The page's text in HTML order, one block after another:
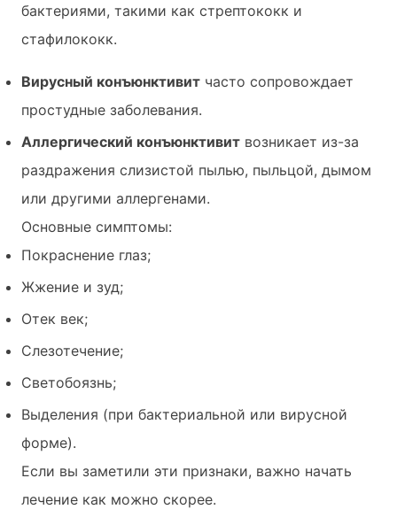
бактериями, такими как стрептококк и
стафилококк.
Вирусный конъюнктивит часто сопровождает
простудные заболевания.
Аллергический конъюнктивит возникает из-за
раздражения слизистой пылью, пыльцой, дымом
или другими аллергенами.
Основные симптомы:
Покраснение глаз;
Жжение и зуд;
Отек век;
Слезотечение;
Светобоязнь;
Выделения (при бактериальной или вирусной
форме).
Если вы заметили эти признаки, важно начать
лечение как можно скорее.